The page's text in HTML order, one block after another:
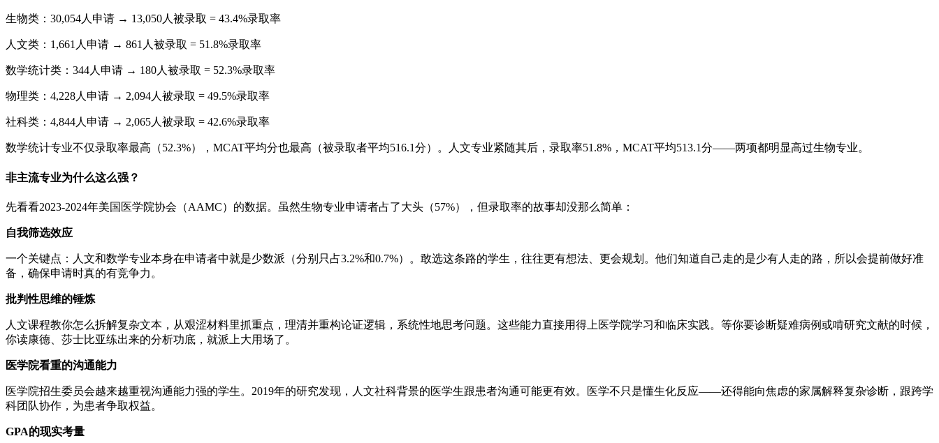
生物类：30,054人申请 → 13,050人被录取 = 43.4%录取率
人文类：1,661人申请 → 861人被录取 = 51.8%录取率
数学统计类：344人申请 → 180人被录取 = 52.3%录取率
物理类：4,228人申请 → 2,094人被录取 = 49.5%录取率
社科类：4,844人申请 → 2,065人被录取 = 42.6%录取率
数学统计专业不仅录取率最高（52.3%），MCAT平均分也最高（被录取者平均516.1分）。人文专业紧随其后，录取率51.8%，MCAT平均513.1分——两项都明显高过生物专业。
非主流专业为什么这么强？
先看看2023-2024年美国医学院协会（AAMC）的数据。虽然生物专业申请者占了大头（57%），但录取率的故事却没那么简单：
自我筛选效应
一个关键点：人文和数学专业本身在申请者中就是少数派（分别只占3.2%和0.7%）。敢选这条路的学生，往往更有想法、更会规划。他们知道自己走的是少有人走的路，所以会提前做好准
备，确保申请时真的有竞争力。
批判性思维的锤炼
人文课程教你怎么拆解复杂文本，从艰涩材料里抓重点，理清并重构论证逻辑，系统性地思考问题。这些能力直接用得上医学院学习和临床实践。等你要诊断疑难病例或啃研究文献的时候，
你读康德、莎士比亚练出来的分析功底，就派上大用场了。
医学院看重的沟通能力
医学院招生委员会越来越重视沟通能力强的学生。2019年的研究发现，人文社科背景的医学生跟患者沟通可能更有效。医学不只是懂生化反应——还得能向焦虑的家属解释复杂诊断，跟跨学
科团队协作，为患者争取权益。
GPA的现实考量